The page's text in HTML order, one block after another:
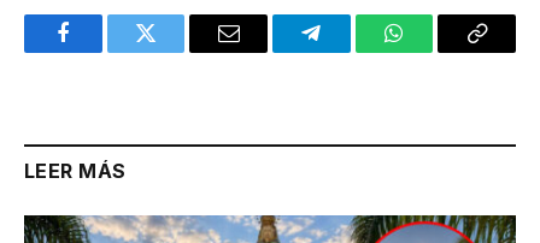
FacebookTwitter Email TelegramWhatsAppCopy
LEER MÁS